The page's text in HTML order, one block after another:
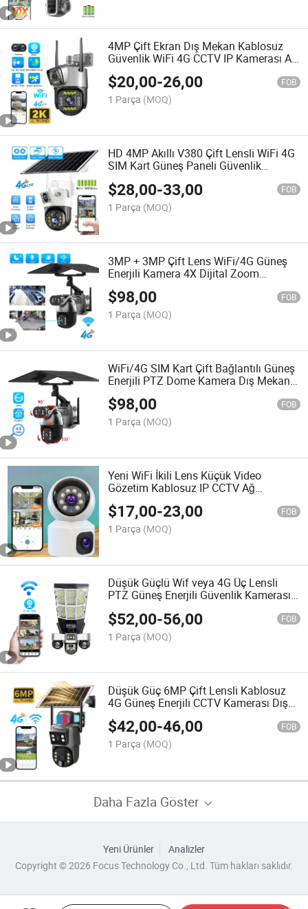
4MP Çift Ekran Dış Mekan Kablosuz
Güvenlik WiFi 4G CCTV IP Kamerası Ai
İnsan Tespiti Renkli Gece Görüşü
$20,00-26,00 FOB
1 Parça (MOQ)
HD 4MP Akıllı V380 Çift Lensli WiFi 4G
SIM Kart Güneş Paneli Güvenlik
Tüketimli Güneş IP Kamerası
$28,00-33,00 FOB
1 Parça (MOQ)
3MP + 3MP Çift Lens WiFi/4G Güneş
Enerjili Kamera 4X Dijital Zoom
Kablosuz CCTV Gözetim PTZ Kamerası
$98,00 FOB
1 Parça (MOQ)
WiFi/4G SIM Kart Çift Bağlantılı Güneş
Enerjili PTZ Dome Kamera Dış Mekan
Kablosuz CCTV Ağ Güvenlik Kamerası
$98,00 FOB
1 Parça (MOQ)
Yeni WiFi İkili Lens Küçük Video
Gözetim Kablosuz IP CCTV Ağ
Kamerası Toptan
$17,00-23,00 FOB
1 Parça (MOQ)
Düşük Güçlü Wif veya 4G Üç Lensli
PTZ Güneş Enerjili Güvenlik Kamerası
$52,00-56,00 FOB
1 Parça (MOQ)
Düşük Güç 6MP Çift Lensli Kablosuz
4G Güneş Enerjili CCTV Kamerası Dış
Mekan Gözetim Ağ Güvenlik Kamerası
$42,00-46,00 FOB
1 Parça (MOQ)
Daha Fazla Göster
Yeni Ürünler
Analizler
Copyright © 2026 Focus Technology Co., Ltd. Tüm hakları saklıdır.